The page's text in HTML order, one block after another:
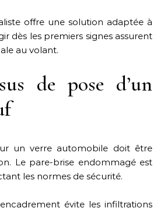
offre une solution adaptée à
dès les premiers signes assurent
au volant.
de pose d’un
un verre automobile doit être
Le pare-brise endommagé est
les normes de sécurité.
évite les infiltrations